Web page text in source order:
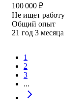
100 000 ₽
Не ищет работу
Общий опыт
21 год 3 месяца
1
2
3
...